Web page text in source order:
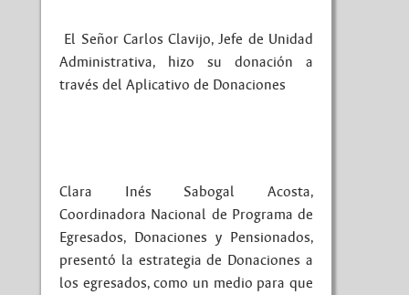
El Señor Carlos Clavijo, Jefe de Unidad
Administrativa, hizo su donación a
través del Aplicativo de Donaciones
Clara Inés Sabogal Acosta,
Coordinadora Nacional de Programa de
Egresados, Donaciones y Pensionados,
presentó la estrategia de Donaciones a
los egresados, como un medio para que